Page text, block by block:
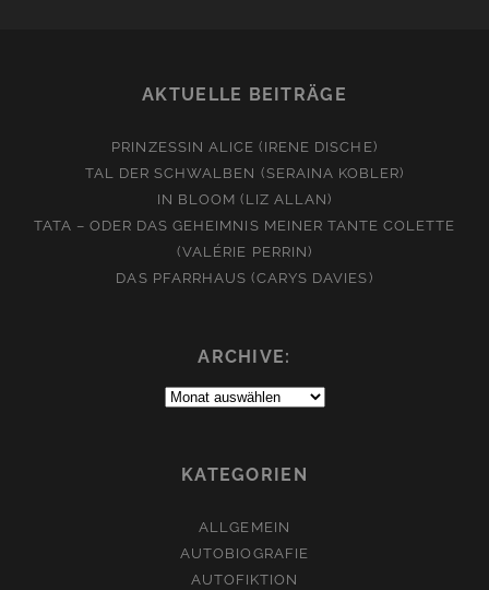
AKTUELLE BEITRÄGE
PRINZESSIN ALICE (IRENE DISCHE)
TAL DER SCHWALBEN (SERAINA KOBLER)
IN BLOOM (LIZ ALLAN)
TATA – ODER DAS GEHEIMNIS MEINER TANTE COLETTE
(VALÉRIE PERRIN)
DAS PFARRHAUS (CARYS DAVIES)
ARCHIVE:
Archive:
KATEGORIEN
ALLGEMEIN
AUTOBIOGRAFIE
AUTOFIKTION